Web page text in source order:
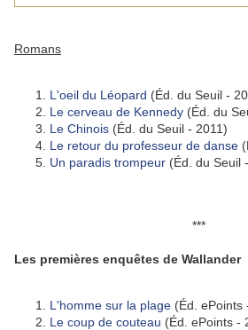
Romans
L'oeil du Léopard (Éd. du Seuil -
Le cerveau de Kennedy (Éd. du
Le Chinois (Éd. du Seuil - 2011)
Le retour du professeur de danse
Un paradis trompeur (Éd. du Seuil
***
Les premières enquêtes de Wallander
L'homme sur la plage (Éd. ePoints
Le coup de couteau (Éd. ePoints -